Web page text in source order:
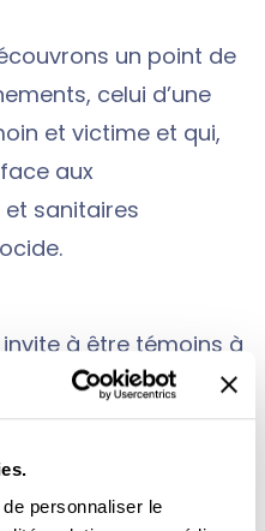
personnaliser le
un point de
celui d’une
et victime et qui,
aux
sanitaires
à être témoins à
nous
sont loin d’être
d’une femme
ou d’une autre a